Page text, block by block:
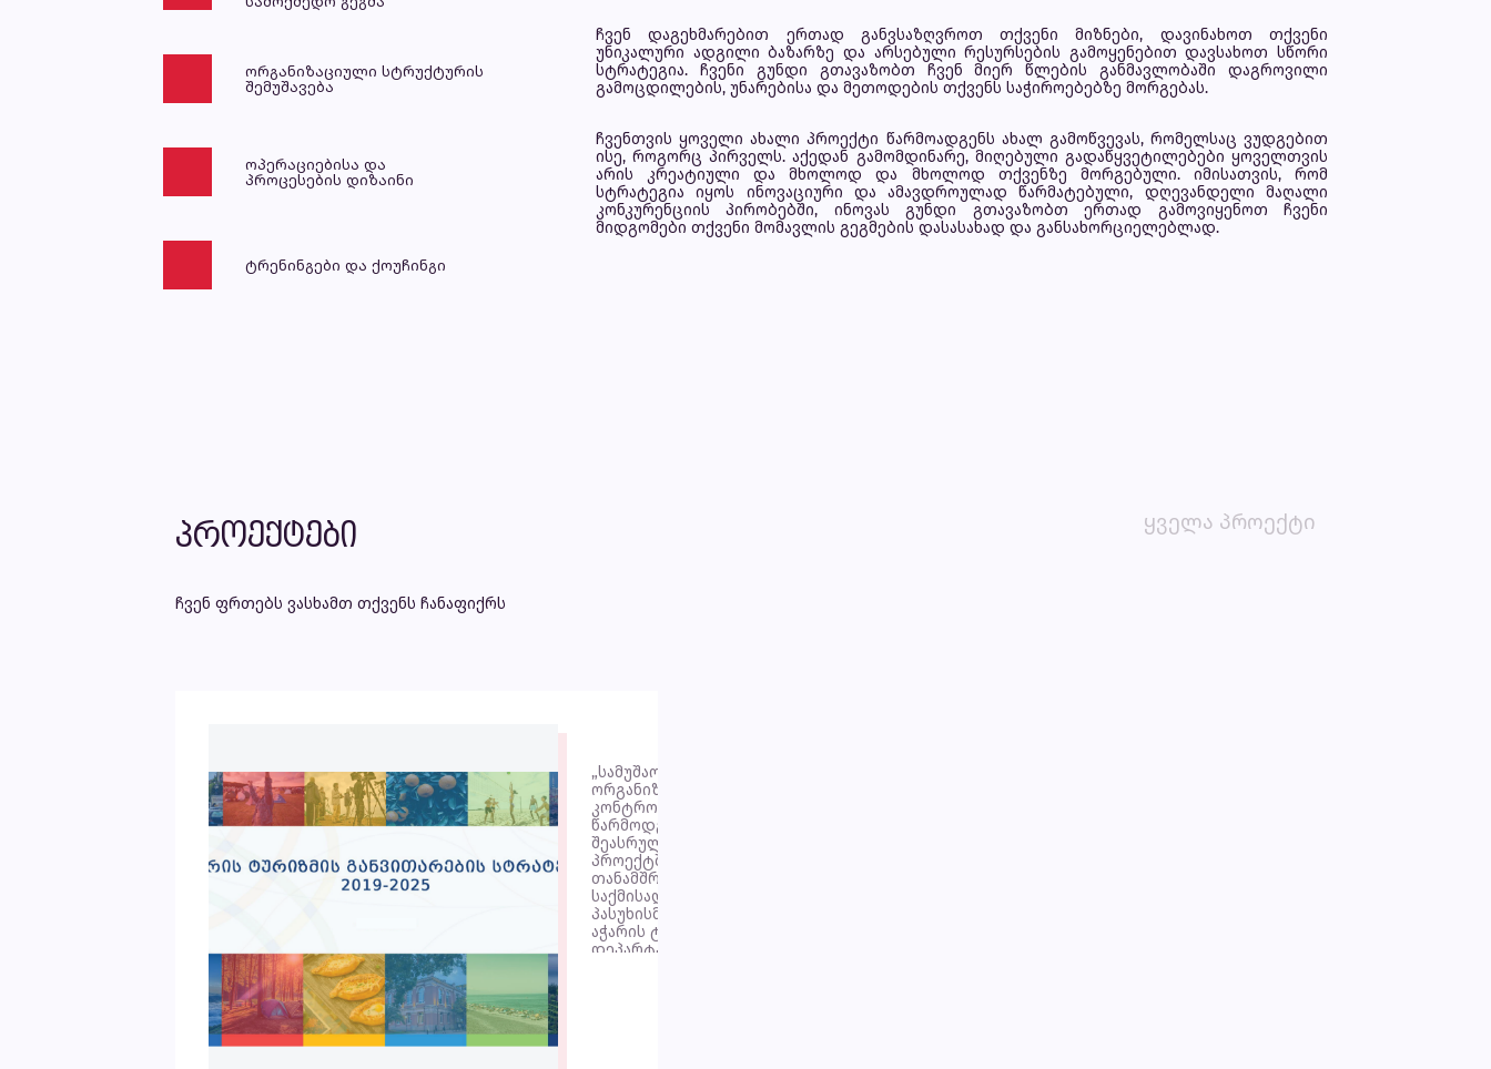
ორგანიზაციული სტრუქტურის
შემუშავება
ოპერაციებისა და
პროცესების დიზაინი
ტრენინგები და ქოუჩინგი
ჩვენ დაგეხმარებით ერთად განვსაზღვროთ თქვენი მიზნები, დავინახოთ თქვენი
უნიკალური ადგილი ბაზარზე და არსებული რესურსების გამოყენებით დავსახოთ სწორი
სტრატეგია. ჩვენი გუნდი გთავაზობთ ჩვენ მიერ წლების განმავლობაში დაგროვილი
გამოცდილების, უნარებისა და მეთოდების თქვენს საჭიროებებზე მორგებას.
ჩვენთვის ყოველი ახალი პროექტი წარმოადგენს ახალ გამოწვევას, რომელსაც ვუდგებით
ისე, როგორც პირველს. აქედან გამომდინარე, მიღებული გადაწყვეტილებები ყოველთვის
არის კრეატიული და მხოლოდ და მხოლოდ თქვენზე მორგებული. იმისათვის, რომ
სტრატეგია იყოს ინოვაციური და ამავდროულად წარმატებული, დღევანდელი მაღალი
კონკურენციის პირობებში, ინოვას გუნდი გთავაზობთ ერთად გამოვიყენოთ ჩვენი
მიდგომები თქვენი მომავლის გეგმების დასასახად და განსახორციელებლად.
პროექტები
ჩვენ ფრთებს ვასხამთ თქვენს ჩანაფიქრს
ყველა პროექტი
„სამუშაოების დაგეგმვის,
ორგანიზების, შესრულების,
კონტროლისა და შედეგების
წარმოდგენის პროცესი კომპანიამ
შეასრულა კვალიფიციურად.
პროექტში ჩართული
თანამშრომლები გამოირჩევიან
საქმისადმი პროფესიონალიზმით და
პასუხისმგებლობის მაღალი დონით.
აჭარის ტურიზმისა და კურორტების
დეპარტამენტი რეკომენდაციას